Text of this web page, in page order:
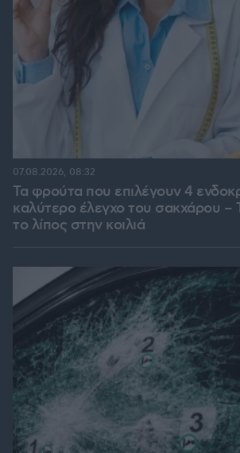
Τα φρούτα που επιλέγουν 4
καλύτερο έλεγχο του σακχάρου –
το λίπος στην κοιλιά
07.08.2026, 08:32